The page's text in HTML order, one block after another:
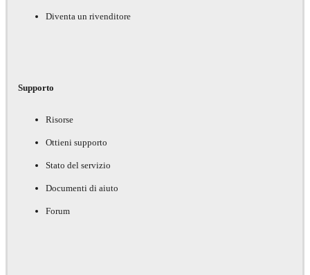
Diventa un rivenditore
Supporto
Risorse
Ottieni supporto
Stato del servizio
Documenti di aiuto
Forum